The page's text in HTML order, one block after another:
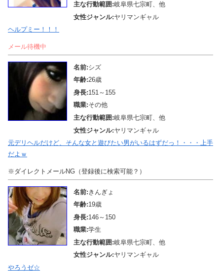
主な行動範囲:岐阜県七宗町、他
女性ジャンル:ヤリマンギャル
ヘルプミー！！！
メール待機中
名前:シズ
年齢:26歳
身長:151～155
職業:その他
主な行動範囲:岐阜県七宗町、他
女性ジャンル:ヤリマンギャル
元デリヘルだけど、そんな女と遊びたい男がいるはずだっ！・・・上手
だよｗ
※ダイレクトメールNG（登録後に検索可能？）
名前: きんぎょ
年齢:19歳
身長:146～150
職業:学生
主な行動範囲:岐阜県七宗町、他
女性ジャンル:ヤリマンギャル
やろうゼ☆